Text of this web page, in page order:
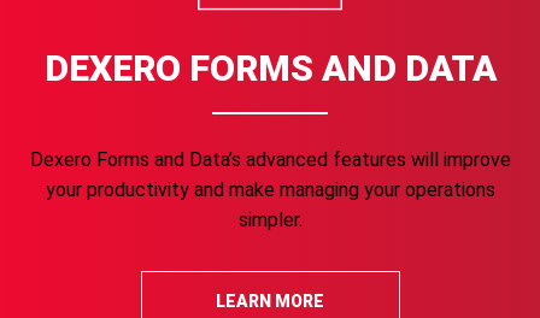
DEXERO FORMS AND DATA
Dexero Forms and Data’s advanced features will improve
your productivity and make managing your operations
simpler.
LEARN MORE